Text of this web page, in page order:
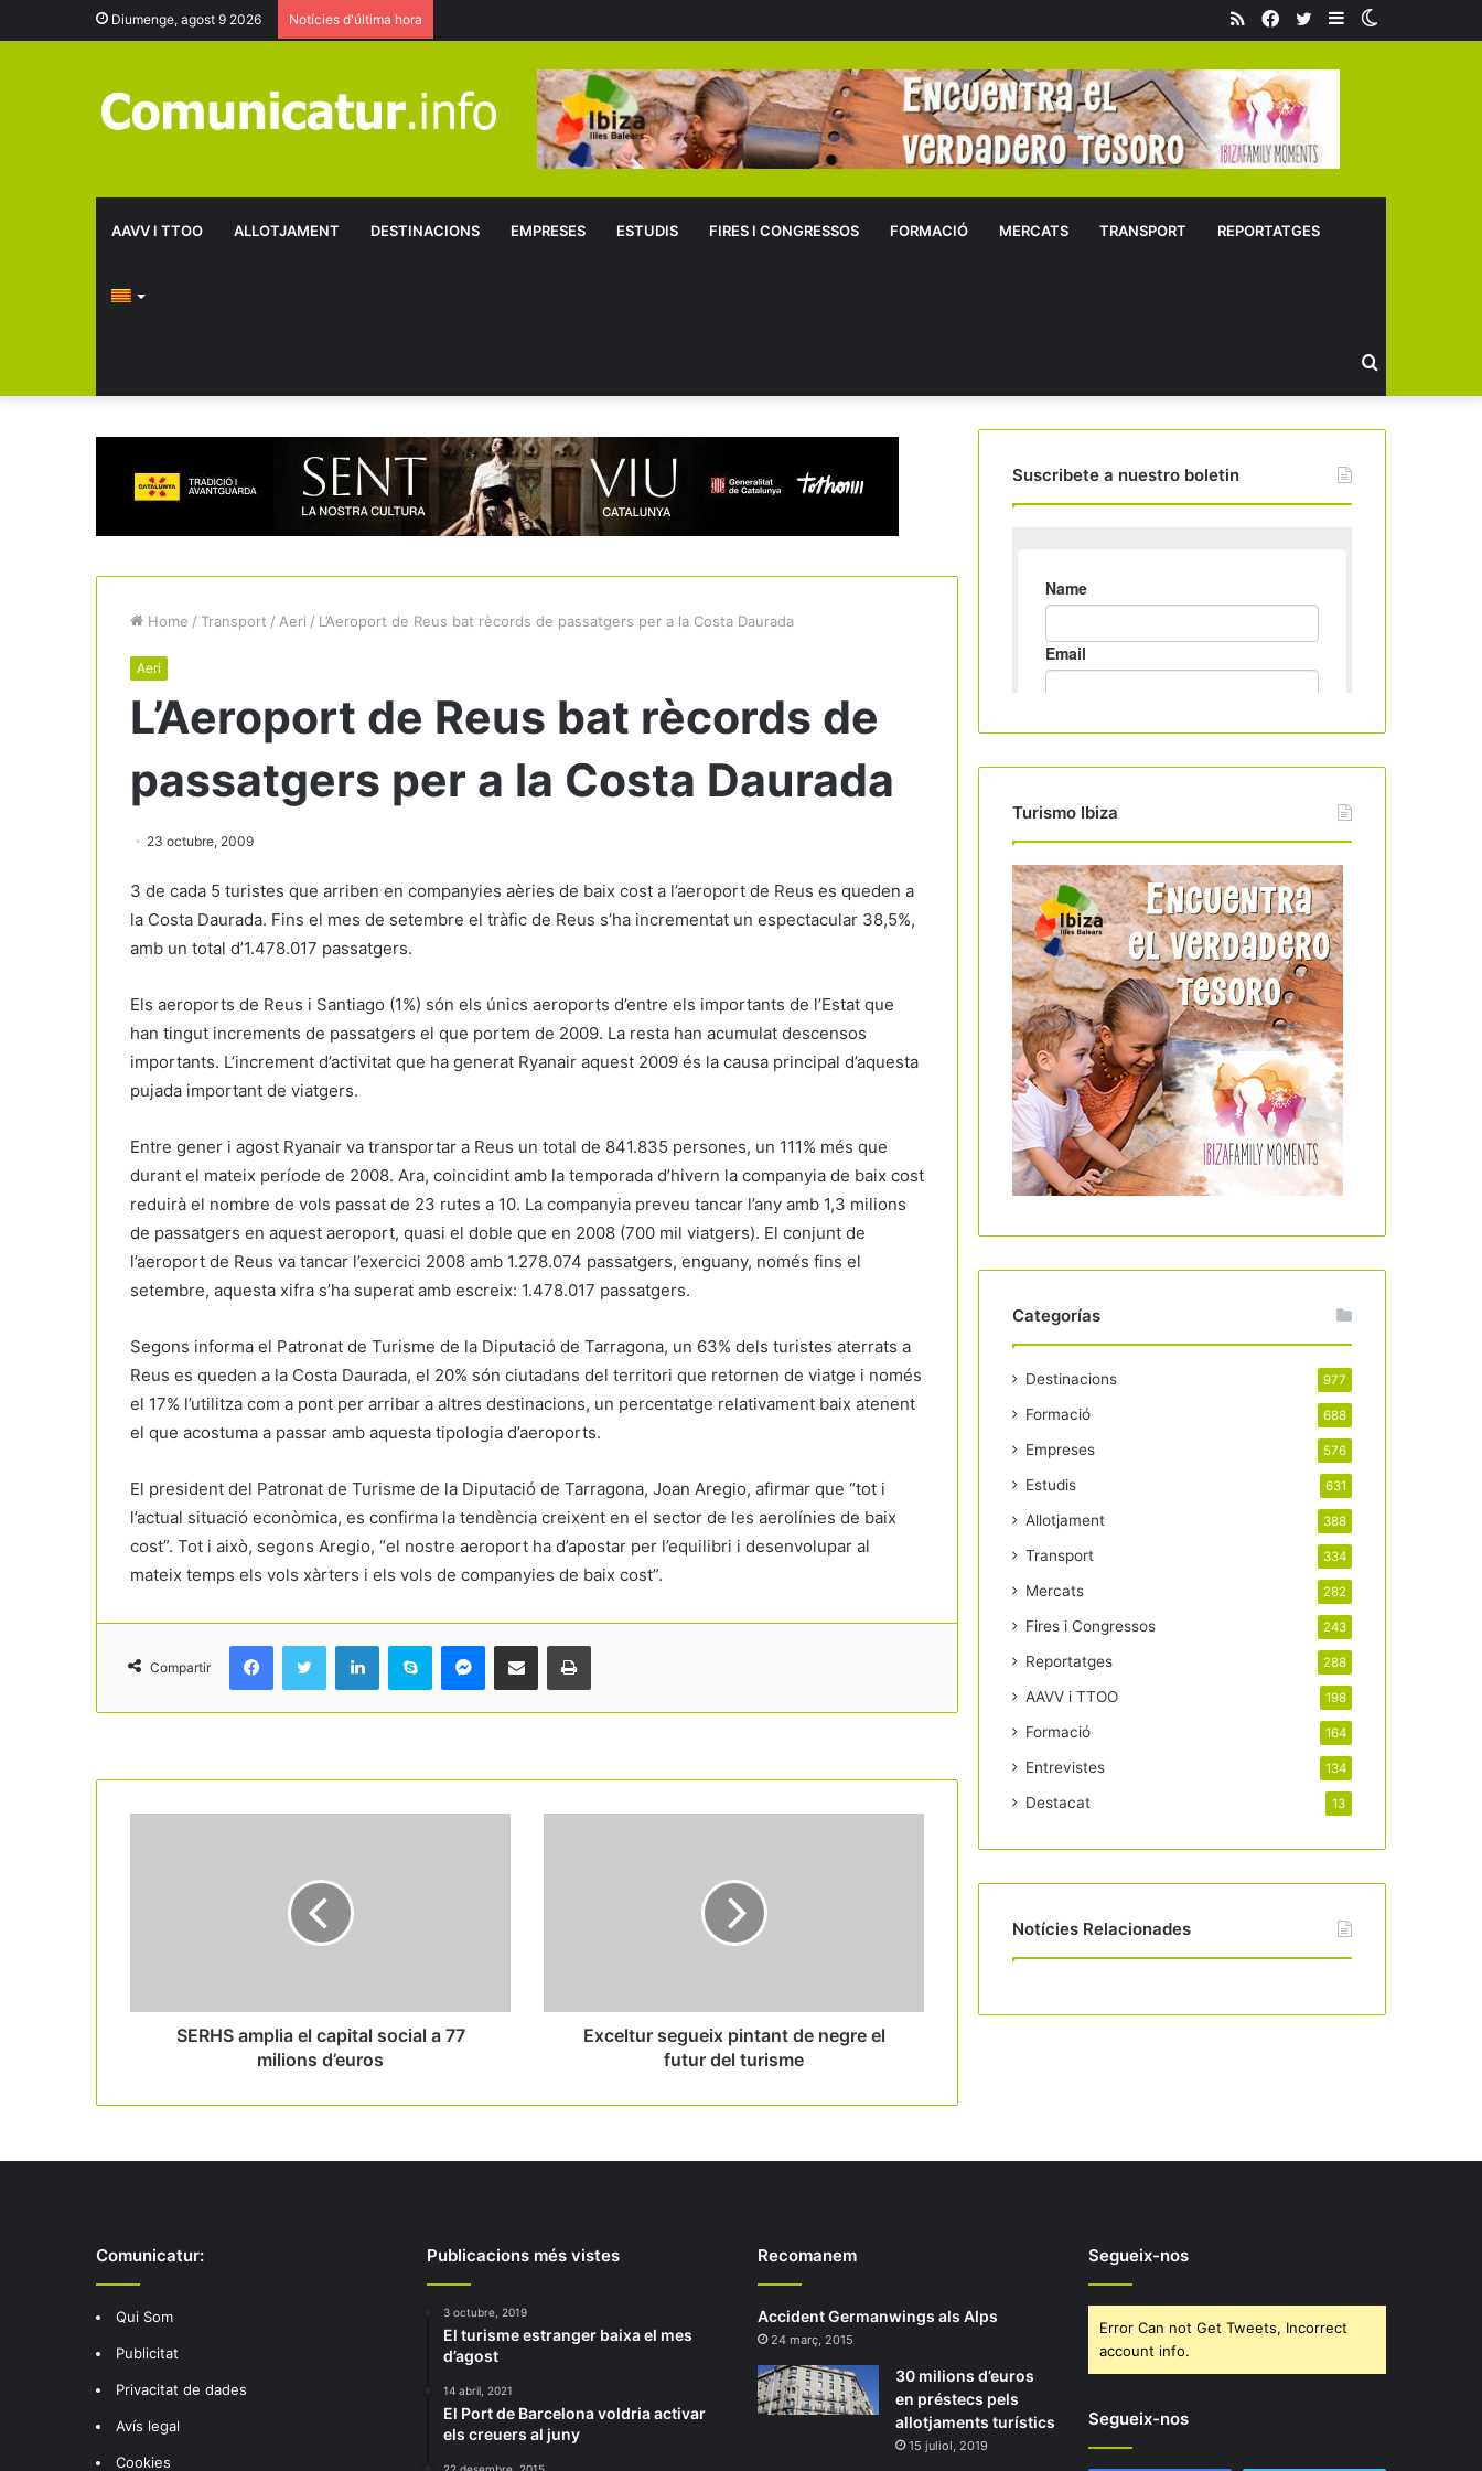
Diumenge, agost 9 2026 Notícies d'última hora Sidebar
Twitter
Facebook
RSS
AAVV I TTOO ALLOTJAMENT DESTINACIONS EMPRESES ESTUDIS FIRES I CONGRESSOS FORMACIÓ MERCATS TRANSPORT REPORTATGES
Buscar
Home / Transport / Aeri / L’Aeroport de Reus bat rècords de passatgers per a la Costa Daurada
Aeri
L’Aeroport de Reus bat rècords de
passatgers per a la Costa Daurada
23 octubre, 2009
3 de cada 5 turistes que arriben en companyies aèries de baix cost a l’aeroport de Reus es queden a
la Costa Daurada. Fins el mes de setembre el tràfic de Reus s’ha incrementat un espectacular 38,5%,
amb un total d’1.478.017 passatgers.
Els aeroports de Reus i Santiago (1%) són els únics aeroports d’entre els importants de l’Estat que
han tingut increments de passatgers el que portem de 2009. La resta han acumulat descensos
importants. L’increment d’activitat que ha generat Ryanair aquest 2009 és la causa principal d’aquesta
pujada important de viatgers.
Entre gener i agost Ryanair va transportar a Reus un total de 841.835 persones, un 111% més que
durant el mateix període de 2008. Ara, coincidint amb la temporada d’hivern la companyia de baix cost
reduirà el nombre de vols passat de 23 rutes a 10. La companyia preveu tancar l’any amb 1,3 milions
de passatgers en aquest aeroport, quasi el doble que en 2008 (700 mil viatgers). El conjunt de
l’aeroport de Reus va tancar l’exercici 2008 amb 1.278.074 passatgers, enguany, només fins el
setembre, aquesta xifra s’ha superat amb escreix: 1.478.017 passatgers.
Segons informa el Patronat de Turisme de la Diputació de Tarragona, un 63% dels turistes aterrats a
Reus es queden a la Costa Daurada, el 20% són ciutadans del territori que retornen de viatge i només
el 17% l’utilitza com a pont per arribar a altres destinacions, un percentatge relativament baix atenent
el que acostuma a passar amb aquesta tipologia d’aeroports.
El president del Patronat de Turisme de la Diputació de Tarragona, Joan Aregio, afirmar que “tot i
l’actual situació econòmica, es confirma la tendència creixent en el sector de les aerolínies de baix
cost”. Tot i això, segons Aregio, “el nostre aeroport ha d’apostar per l’equilibri i desenvolupar al
mateix temps els vols xàrters i els vols de companyies de baix cost”.
Compartir
SERHS amplia el capital social a 77
milions d’euros
Exceltur segueix pintant de negre el
futur del turisme
Suscribete a nuestro boletin
Turismo Ibiza
Categorías
Destinacions 977
Formació 688
Empreses 576
Estudis 631
Allotjament 388
Transport 334
Mercats 282
Fires i Congressos 243
Reportatges 288
AAVV i TTOO 198
Formació 164
Entrevistes 134
Destacat 13
Notícies Relacionades
Comunicatur:
Qui Som
Publicitat
Privacitat de dades
Avís legal
Cookies
Publicacions més vistes
3 octubre, 2019
El turisme estranger baixa el mes
d’agost
14 abril, 2021
El Port de Barcelona voldria activar
els creuers al juny
Recomanem
Accident Germanwings als Alps
24 març, 2015
30 milions d’euros
en préstecs pels
allotjaments turístics
15 juliol, 2019
Segueix-nos
Error Can not Get Tweets, Incorrect
account info.
Segueix-nos